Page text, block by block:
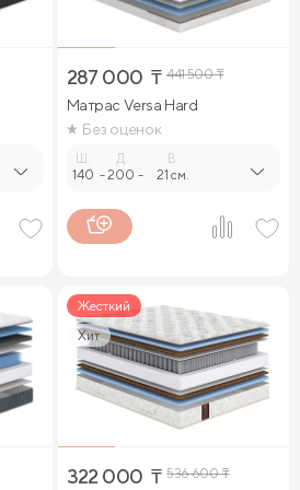
287 000 ₸ 441 500₸
Матрас Versa Hard
Без оценок
140 -
Д.
200 -
В.
21 см.
Жесткий
Хит
322 000 ₸ 536 600₸